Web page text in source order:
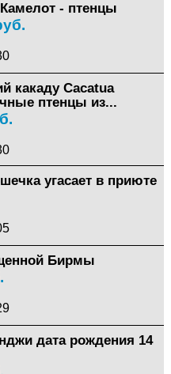
- птенцы
какаду Cacatua
птенцы из...
угасает в приюте
Бирмы
дата рождения 14